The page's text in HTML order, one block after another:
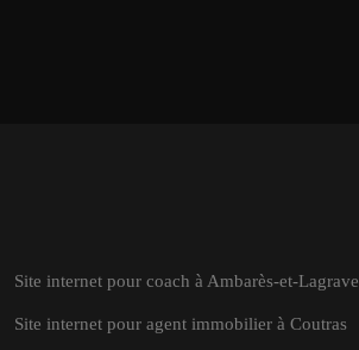
Site internet pour coach à Ambarès-et-Lagrave
Site internet pour agent immobilier à Coutras